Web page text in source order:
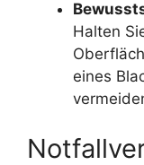
Halten
eines